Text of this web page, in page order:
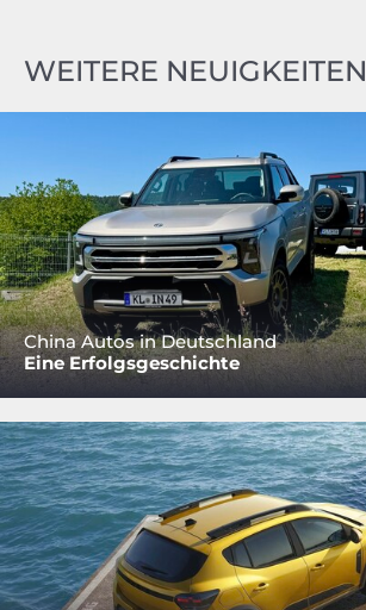
WEITERE NEUIGKEITEN
China Autos in Deutschland
Eine Erfolgsgeschichte